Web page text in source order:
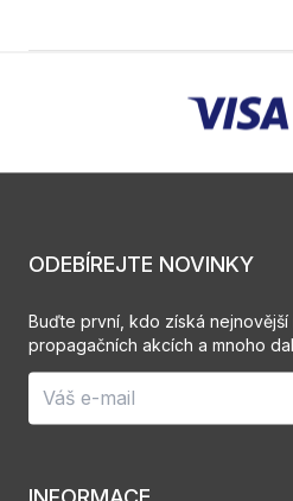
ODEBÍREJTE NOVINKY
Buďte první, kdo získá
propagačních akcích a mnoho